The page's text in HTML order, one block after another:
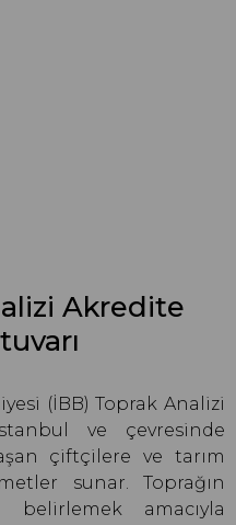
Akredite
(İBB) Toprak Analizi
ve çevresinde
çiftçilere ve tarım
sunar. Toprağın
belirlemek amacıyla